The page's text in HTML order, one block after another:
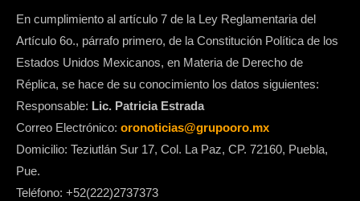
En cumplimiento al artículo 7 de la Ley Reglamentaria del
Artículo 6o., párrafo primero, de la Constitución Política de los
Estados Unidos Mexicanos, en Materia de Derecho de
Réplica, se hace de su conocimiento los datos siguientes:
Responsable: Lic. Patricia Estrada
Correo Electrónico: oronoticias@grupooro.mx
Domicilio: Teziutlán Sur 17, Col. La Paz, CP. 72160, Puebla,
Pue.
Teléfono: +52(222)2737373